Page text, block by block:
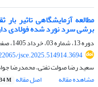
مطالعه آزمایشگاهی تاثیر
برشی سرد نورد شده فولادی
دوره 13، شماره 03، خرداد 1405، صفحه
jsce.2025.514914.3694
سعید رضا صولت تفتی، محمدرضا
مشاهده مقاله
اصل مقاله M